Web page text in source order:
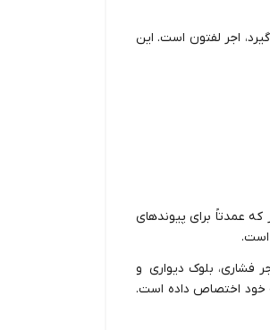
اجر لفتون است. این
این آجر که عمدتاً برای پیوندهای
آجر فشاری، بلوک دیواری و
خود اختصاص داده است.